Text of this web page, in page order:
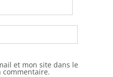
et mon site dans le